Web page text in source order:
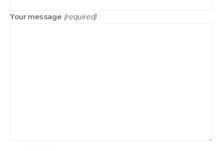
Your message (required)